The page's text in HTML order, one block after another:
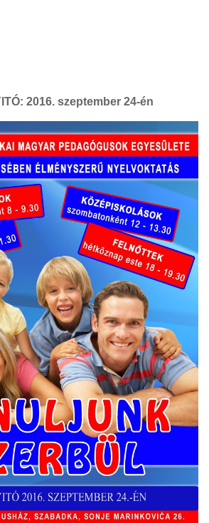
Művészeti Vetélkedője
a digitális módszerek és eszközök
Magyarországon és a szomszédos
azonosító száma: 2023-2-HU01-KA220-
medencei oktatásszakmai műhely fejlesztése és
1-HU01-KA220-SCH-000152750)
2016. szeptember 24-én